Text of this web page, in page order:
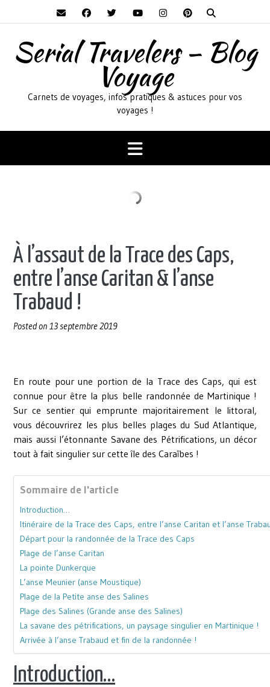
to
Serial Travelers – Blog
Voyage
Carnets de voyages, infos pratiques & astuces pour vos
voyages !
À l’assaut de la Trace des Caps,
entre l’anse Caritan & l’anse
Trabaud !
Posted on 13 septembre 2019
En route pour une portion de la Trace des Caps, qui est
connue pour être la plus belle randonnée de Martinique !
Sur ce sentier qui emprunte majoritairement le littoral,
vous découvrirez les plus belles plages du Sud Atlantique,
mais aussi l’étonnante Savane des Pétrifications, un décor
tout à fait singulier sur cette île des Caraïbes !
Sommaire de l'article
Introduction…
Itinéraire de la Trace des Caps, entre l’anse Caritan et l’anse
Départ pour la randonnée de la Trace des Caps
Plage de l’anse Caritan
La pointe Dunkerque
L’anse Meunier (anse Moustique)
Plage de la Petite anse des Salines
Plage des Salines (Grande anse des Salines)
La savane des pétrifications, un paysage singulier en Martinique !
Arrivée à l’anse Trabaud et fin de la randonnée !
Introduction…